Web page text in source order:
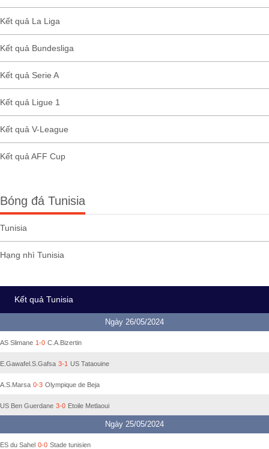
Kết quả La Liga
Kết quả Bundesliga
Kết quả Serie A
Kết quả Ligue 1
Kết quả V-League
Kết quả AFF Cup
Bóng đá Tunisia
Tunisia
Hạng nhì Tunisia
Kết quả Tunisia
Ngày 26/05/2024
AS Slimane 1-0 C.A.Bizertin
E.Gawafel.S.Gafsa 3-1 US Tataouine
A.S.Marsa 0-3 Olympique de Beja
US Ben Guerdane 3-0 Etoile Metlaoui
Ngày 25/05/2024
ES du Sahel 0-0 Stade tunisien